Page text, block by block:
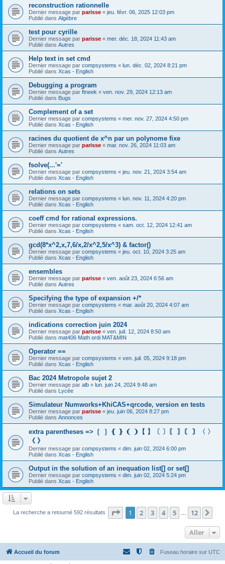
reconstruction rationnelle
Dernier message par parisse « jeu. févr. 06, 2025 12:03 pm
Publié dans Algèbre
test pour cyrille
Dernier message par parisse « mer. déc. 18, 2024 11:43 am
Publié dans Autres
Help text in set cmd
Dernier message par compsystems « lun. déc. 02, 2024 8:21 pm
Publié dans Xcas - English
Debugging a program
Dernier message par ftneek « ven. nov. 29, 2024 12:13 am
Publié dans Bugs
Complement of a set
Dernier message par compsystems « mer. nov. 27, 2024 4:50 pm
Publié dans Xcas - English
racines du quotient de x^n par un polynome fixe
Dernier message par parisse « mar. nov. 26, 2024 11:03 am
Publié dans Autres
fsolve(...'='
Dernier message par compsystems « jeu. nov. 21, 2024 3:54 am
Publié dans Xcas - English
relations on sets
Dernier message par compsystems « lun. nov. 11, 2024 4:20 pm
Publié dans Xcas - English
coeff cmd for rational expressions.
Dernier message par compsystems « sam. oct. 12, 2024 12:41 am
Publié dans Xcas - English
gcd(8*x^2,x,7,6/x,2/x^2,5/x^3) & factor()
Dernier message par compsystems « jeu. oct. 10, 2024 3:25 am
Publié dans Xcas - English
ensembles
Dernier message par parisse « ven. août 23, 2024 6:56 am
Publié dans Autres
Specifying the type of expansion +/*
Dernier message par compsystems « mar. août 20, 2024 4:07 am
Publié dans Xcas - English
indications correction juin 2024
Dernier message par parisse « ven. juil. 12, 2024 8:50 am
Publié dans mat406 Math ordi MAT&MIN
Operator ==
Dernier message par compsystems « ven. juil. 05, 2024 9:18 pm
Publié dans Xcas - English
Bac 2024 Metropole sujet 2
Dernier message par alb « lun. juin 24, 2024 9:48 am
Publié dans Lycée
Simulateur Numworks+KhiCAS+qrcode, version en tests
Dernier message par parisse « jeu. juin 06, 2024 8:27 pm
Publié dans Annonces
extra parentheses => ❲ ❳ ❴ ❵ ❨ ❩【 】〔 〕〖 〗〘 〙〈 〉
《 》
Dernier message par compsystems « dim. juin 02, 2024 6:00 pm
Publié dans Xcas - English
Output in the solution of an inequation list[] or set[]
Dernier message par compsystems « dim. juin 02, 2024 5:24 pm
Publié dans Xcas - English
La recherche a retourné 592 résultats Page 1sur12
1 2 3 4 5 12
Aller
Accueil du forum Fuseau horaire sur UTC